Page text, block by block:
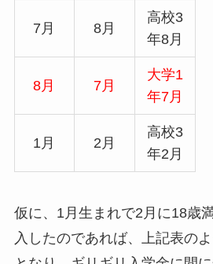
7月 8月
高校3
年8月
8月 7月
大学1
年7月
1月 2月
高校3
年2月
仮に、1月生まれで2月に18歳
入したのであれば、上記表の